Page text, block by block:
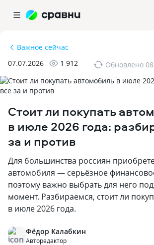
Важное сейчас
07.07.2026
1 912 Обновлено
Стоит ли покупать
в июле 2026 года:
за и против
Для большинства россиян
автомобиля — серьёзное
поэтому важно выбрать для него
момент. Разбираемся, стоит ли
в июле 2026 года.
Фёдор Калабкин
Авторедактор